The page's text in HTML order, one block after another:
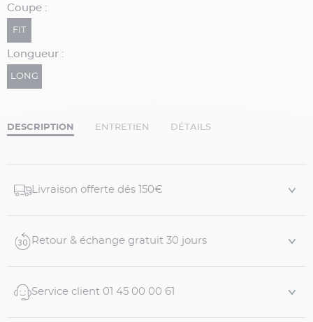
Coupe :
FIT
Longueur :
LONG
DESCRIPTION ENTRETIEN DÉTAILS
Livraison offerte dés 150€
Retour & échange gratuit 30 jours
Service client 01 45 00 00 61